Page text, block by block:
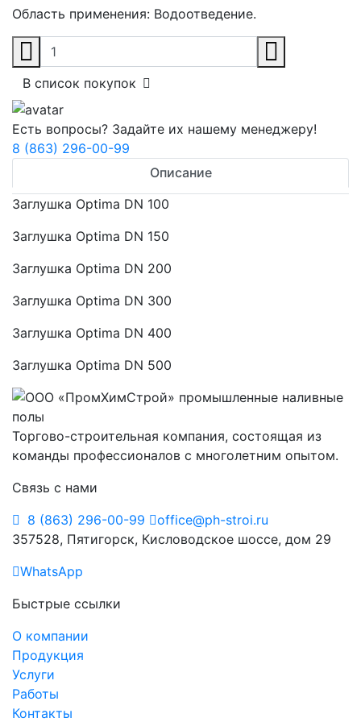
Область применения: Водоотведение.
В список покупок
Есть вопросы? Задайте их нашему менеджеру!
8 (863) 296-00-99
Описание
Заглушка Optima DN 100
Заглушка Optima DN 150
Заглушка Optima DN 200
Заглушка Optima DN 300
Заглушка Optima DN 400
Заглушка Optima DN 500
Торгово-строительная компания, состоящая из
команды профессионалов с многолетним опытом.
Связь с нами
8 (863) 296-00-99
office@ph-stroi.ru
357528, Пятигорск, Кисловодское шоссе, дом 29
WhatsApp
Быстрые ссылки
О компании
Продукция
Услуги
Работы
Контакты